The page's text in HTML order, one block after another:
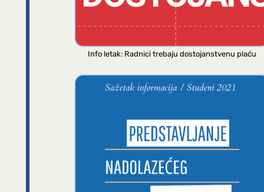
Info letak: Radnici trebaju dostojanstvenu plaću